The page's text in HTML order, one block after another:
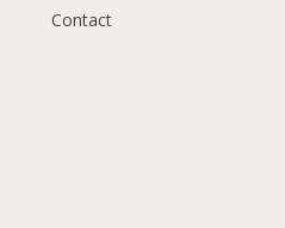
Contact